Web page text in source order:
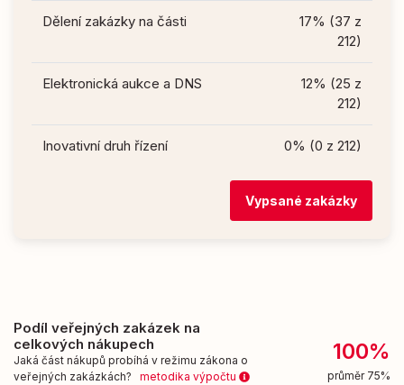
Dělení zakázky na části
17% (37 z
212)
Elektronická aukce a DNS
12% (25 z
212)
Inovativní druh řízení 0% (0 z 212)
Vypsané zakázky
Podíl veřejných zakázek na
celkových nákupech
Jaká část nákupů probíhá v režimu zákona o
veřejných zakázkách? metodika výpočtu
100%
průměr 75%